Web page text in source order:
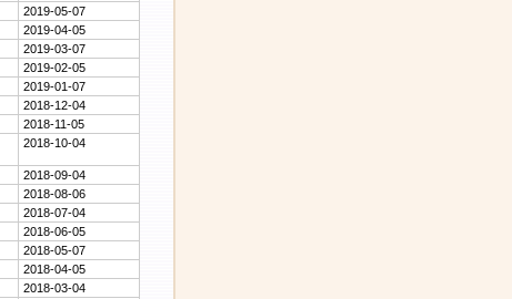
2019-05-07
2019-04-05
2019-03-07
2019-02-05
2019-01-07
2018-12-04
2018-11-05
2018-10-04
2018-09-04
2018-08-06
2018-07-04
2018-06-05
2018-05-07
2018-04-05
2018-03-04